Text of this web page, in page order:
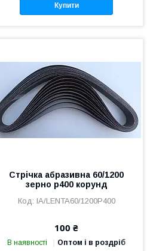
Купити
Стрічка абразивна 60/1200
зерно р400 корунд
IA/LENTA60/1200P400
100 ₴
В наявності Оптом і в роздріб